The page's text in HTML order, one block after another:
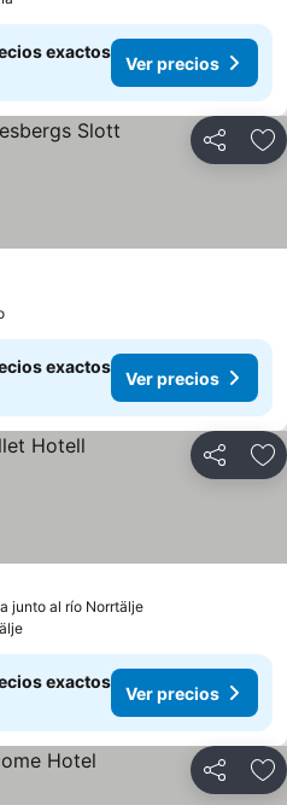
exactos
Ver precios
Compartir
exactos
Ver precios
Compartir
junto al río NorrtäljeVer precios
exactos
Ver precios
Compartir